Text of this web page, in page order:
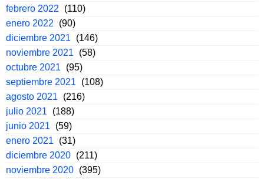
febrero 2022
(110)
enero 2022
(90)
diciembre 2021
(146)
noviembre 2021
(58)
octubre 2021
(95)
septiembre 2021
(108)
agosto 2021
(216)
julio 2021
(188)
junio 2021
(59)
enero 2021
(31)
diciembre 2020 (211)
noviembre 2020 (395)